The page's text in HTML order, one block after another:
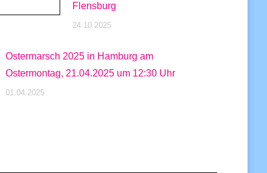
Flensburg
24.10.2025
Ostermarsch 2025 in Hamburg am
Ostermontag, 21.04.2025 um 12:30 Uhr
01.04.2025